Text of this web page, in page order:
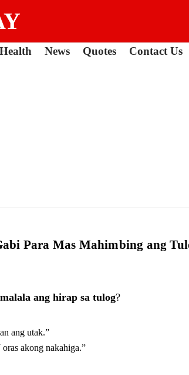
Health News Quotes Contact Us
Para Mas Mahimbing ang
ang hirap sa tulog?
ang utak.”
akong nakahiga.”